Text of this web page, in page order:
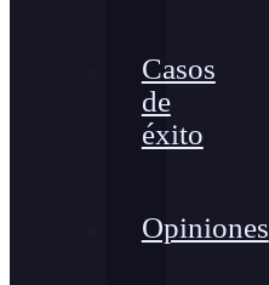
Casos
de
éxito
Opiniones